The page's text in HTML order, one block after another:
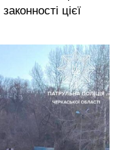
цієї